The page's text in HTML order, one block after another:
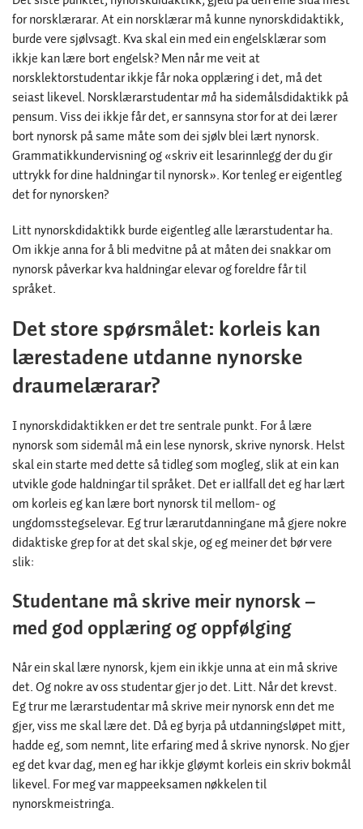
for norsklærarar. At ein norsklærar må kunne nynorskdidaktikk,
burde vere sjølvsagt. Kva skal ein med ein engelsklærar som
ikkje kan lære bort engelsk? Men når me veit at
norsklektorstudentar ikkje får noka opplæring i det, må det
seiast likevel. Norsklærarstudentarmå ha sidemålsdidaktikk på
pensum. Viss dei ikkje får det, er sannsyna stor for at dei lærer
bort nynorsk på same måte som dei sjølv blei lært nynorsk.
Grammatikkundervisning og «skriv eit lesarinnlegg der du gir
uttrykk for dine haldningar til nynorsk». Kor tenleg er eigentleg
det for nynorsken?
Litt nynorskdidaktikk burde eigentleg alle lærarstudentar ha.
Om ikkje anna for å bli medvitne på at måten dei snakkar om
nynorsk påverkar kva haldningar elevar og foreldre får til
språket.
Det store spørsmålet: korleis kan
lærestadene utdanne nynorske
draumelærarar?
I nynorskdidaktikken er det tre sentrale punkt. For å lære
nynorsk som sidemål må ein lese nynorsk, skrive nynorsk. Helst
skal ein starte med dette så tidleg som mogleg, slik at ein kan
utvikle gode haldningar til språket. Det er iallfall det eg har lært
om korleis eg kan lære bort nynorsk til mellom- og
ungdomsstegselevar. Eg trur lærarutdanningane må gjere nokre
didaktiske grep for at det skal skje, og eg meiner det bør vere
slik:
Studentane må skrive meir nynorsk –
med god opplæring og oppfølging
Når ein skal lære nynorsk, kjem ein ikkje unna at ein må skrive
det. Og nokre av oss studentar gjer jo det. Litt. Når det krevst.
Eg trur me lærarstudentar må skrive meir nynorsk enn det me
gjer, viss me skal lære det. Då eg byrja på utdanningsløpet mitt,
hadde eg, som nemnt, lite erfaring med å skrive nynorsk. No gjer
eg det kvar dag, men eg har ikkje gløymt korleis ein skriv bokmål
likevel. For meg var mappeeksamen nøkkelen til
nynorskmeistringa.